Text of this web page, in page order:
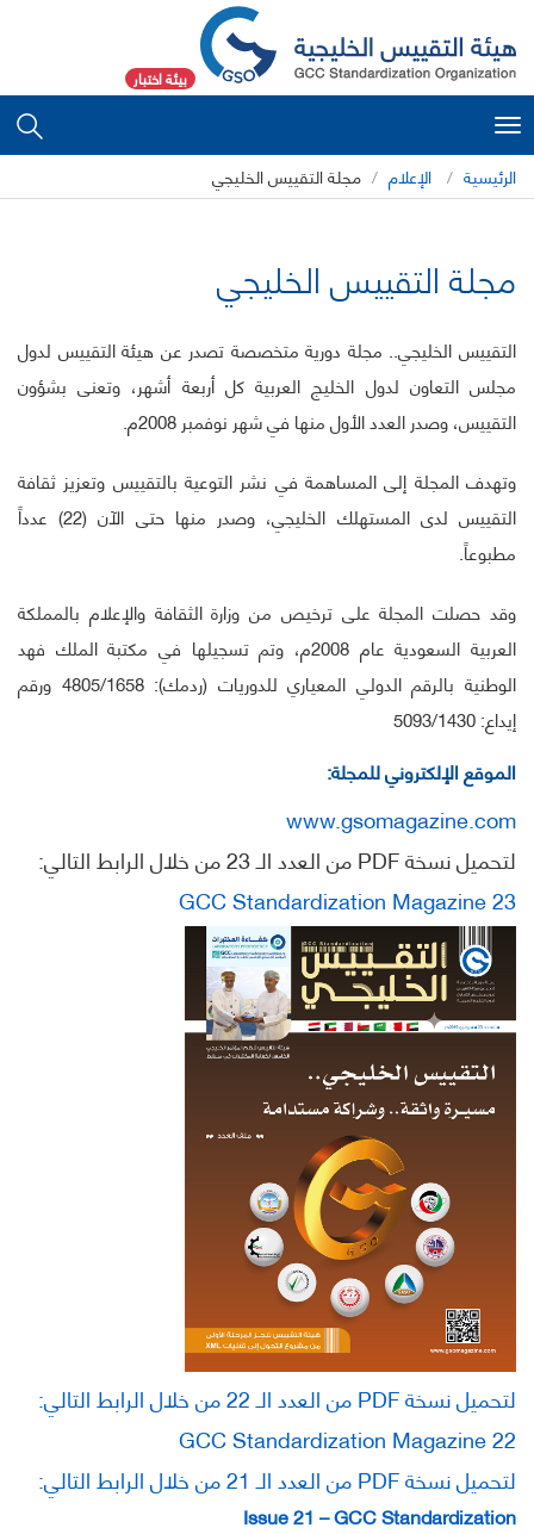
بيئة اختبار
Toggle
navigation
الرئيسية الإعلام مجلة التقييس الخليجي
مجلة التقييس الخليجي
التقييس الخليجي.. مجلة دورية متخصصة تصدر عن هيئة التقييس لدول
مجلس التعاون لدول الخليج العربية كل أربعة أشهر، وتعنى بشؤون
التقييس، وصدر العدد الأول منها في شهر نوفمبر 2008م.
وتهدف المجلة إلى المساهمة في نشر التوعية بالتقييس وتعزيز ثقافة
التقييس لدى المستهلك الخليجي، وصدر منها حتى الآن (22) عدداً
مطبوعاً.
وقد حصلت المجلة على ترخيص من وزارة الثقافة والإعلام بالمملكة
العربية السعودية عام 2008م، وتم تسجيلها في مكتبة الملك فهد
الوطنية بالرقم الدولي المعياري للدوريات (ردمك): 4805/1658 ورقم
إيداع: 5093/1430
الموقع الإلكتروني للمجلة:
www.gsomagazine.com
لتحميل نسخة PDF من العدد الـ 23 من خلال الرابط التالي:
GCC Standardization Magazine 23
لتحميل نسخة PDF من العدد الـ 22 من خلال الرابط التالي:
GCC Standardization Magazine 22
لتحميل نسخة PDF من العدد الـ 21 من خلال الرابط التالي:
Issue 21 – GCC Standardization